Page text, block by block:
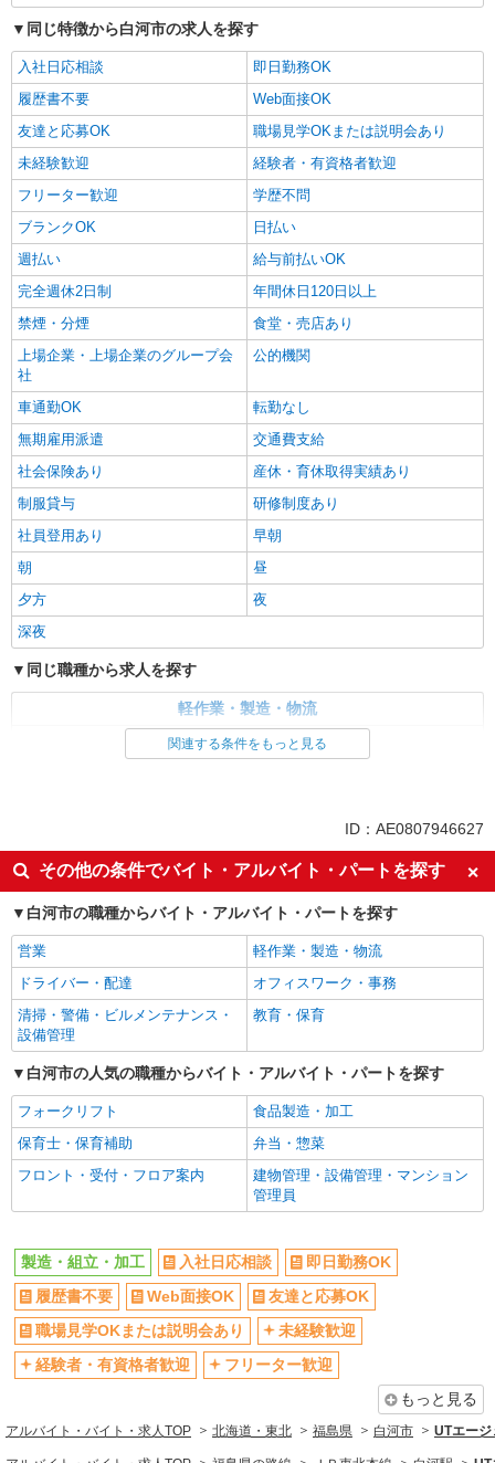
同じ特徴から白河市の求人を探す
入社日応相談
即日勤務OK
履歴書不要
Web面接OK
友達と応募OK
職場見学OKまたは説明会あり
未経験歓迎
経験者・有資格者歓迎
フリーター歓迎
学歴不問
ブランクOK
日払い
週払い
給与前払いOK
完全週休2日制
年間休日120日以上
禁煙・分煙
食堂・売店あり
上場企業・上場企業のグループ会
社
公的機関
車通勤OK
転勤なし
無期雇用派遣
交通費支給
社会保険あり
産休・育休取得実績あり
制服貸与
研修制度あり
社員登用あり
早朝
朝
昼
夕方
夜
深夜
同じ職種から求人を探す
軽作業・製造・物流
上場企業・上場企業のグループ会
社
車通勤OK
交通費支給
社会保険あり
産休・育休取得実績あり
社員登用あり
深夜
関連する条件をもっと見る
ID：AE0807946627
その他の条件でバイト・アルバイト・パートを探す
白河市の職種からバイト・アルバイト・パートを探す
営業
軽作業・製造・物流
ドライバー・配達
オフィスワーク・事務
清掃・警備・ビルメンテナンス・
設備管理
教育・保育
白河市の人気の職種からバイト・アルバイト・パートを探す
フォークリフト
食品製造・加工
保育士・保育補助
弁当・惣菜
フロント・受付・フロア案内
建物管理・設備管理・マンション
管理員
製造・組立・加工 入社日応相談
即日勤務OK
履歴書不要
Web面接OK
友達と応募OK
職場見学OKまたは説明会あり
未経験歓迎
経験者・有資格者歓迎
フリーター歓迎
もっと見る
アルバイト・バイト・求人TOP 北海道・東北 福島県 白河市 UTエー